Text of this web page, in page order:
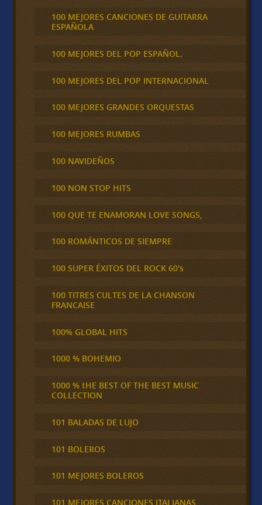
100 MEJORES CANCIONES DE GUITARRA
ESPAÑOLA
100 MEJORES DEL POP ESPAÑOL.
100 MEJORES DEL POP INTERNACIONAL
100 MEJORES GRANDES ORQUESTAS
100 MEJORES RUMBAS
100 NAVIDEÑOS
100 NON STOP HITS
100 QUE TE ENAMORAN LOVE SONGS,
100 ROMÁNTICOS DE SIEMPRE
100 SUPER ÉXITOS DEL ROCK 60's
100 TITRES CULTES DE LA CHANSON
FRANCAISE
100% GLOBAL HITS
1000 % BOHEMIO
1000 % tHE BEST OF THE BEST MUSIC
COLLECTION
101 BALADAS DE LUJO
101 BOLEROS
101 MEJORES BOLEROS
101 MEJORES CANCIONES ITALIANAS